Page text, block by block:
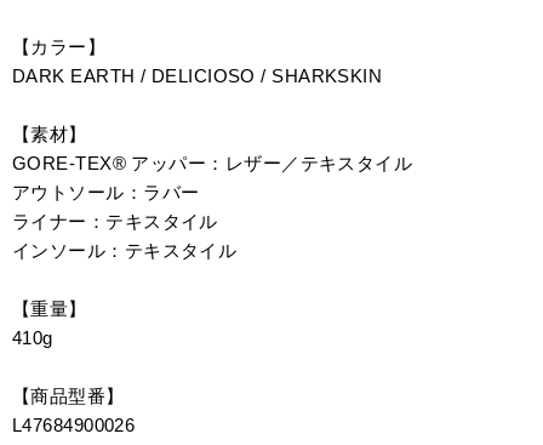
【カラー】
DARK EARTH / DELICIOSO / SHARKSKIN
【素材】
GORE-TEX® アッパー：レザー／テキスタイル
アウトソール：ラバー
ライナー：テキスタイル
インソール：テキスタイル
【重量】
410g
【商品型番】
L47684900026